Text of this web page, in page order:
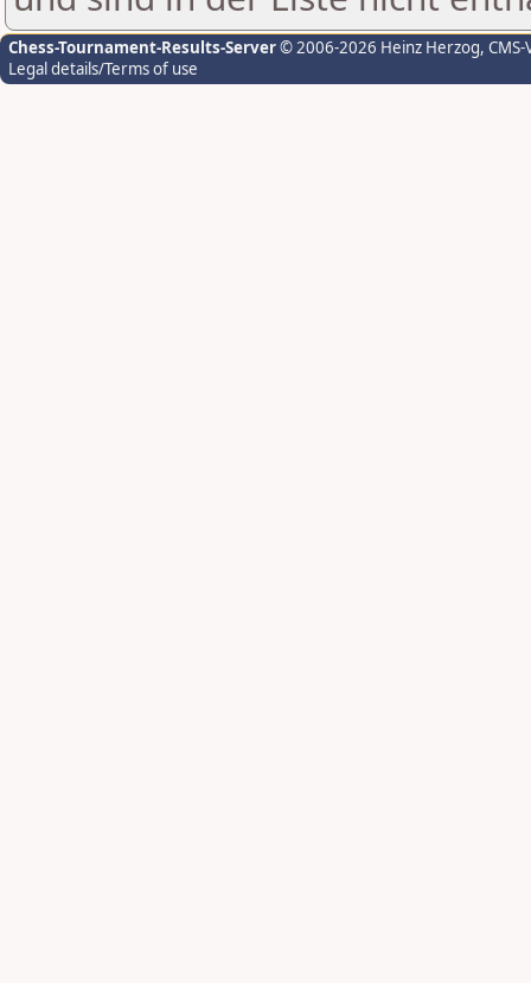
Chess-Tournament-Results-Server© 2006-2026 Heinz Herzog,
Legal details/Terms of use